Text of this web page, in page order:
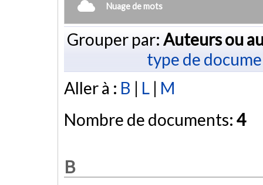
Nuage de mots
Grouper par: Auteurs ou
type de
Aller à : B | L | M
Nombre de documents: 4
B